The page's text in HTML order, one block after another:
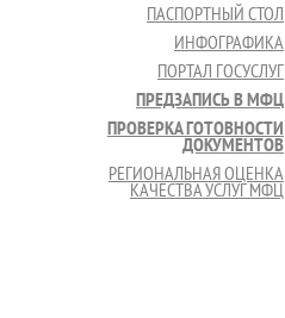
ПАСПОРТНЫЙ СТОЛ
ИНФОГРАФИКА
ПОРТАЛ ГОСУСЛУГ
ПРЕДЗАПИСЬ В МФЦ
ПРОВЕРКА ГОТОВНОСТИ
ДОКУМЕНТОВ
РЕГИОНАЛЬНАЯ ОЦЕНКА
КАЧЕСТВА УСЛУГ МФЦ